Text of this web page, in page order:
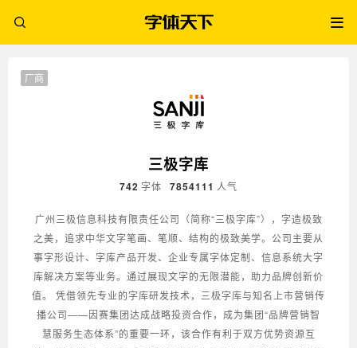
三极字库
742 字体 7854111 人气
广州三极信息科技有限责任公司（简称“三极字库”），字造极致
之美，追求中华文字笔画、笔顺、结构的极致美学。公司主要从
事字形设计、字库产品开发、企业专属字体定制、信息系统大字
库解决方案等业务。通过展现文字的无限潜能，助力品牌创新价
值。 凭借领先专业的字库研发技术，三极字库与知名上市营销传
播公司——因赛集团达成战略投资合作，成为集团“品牌营销智
慧服务生态体系”的重要一环，该合作有利于双方优势资源互
厂商